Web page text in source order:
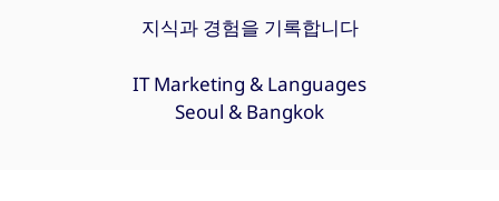
지식과 경험을 기록합니다
IT Marketing & Languages
Seoul & Bangkok